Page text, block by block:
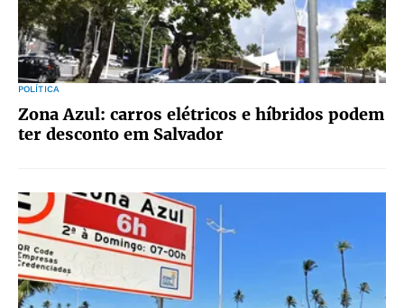
POLÍTICA
Zona Azul: carros elétricos e híbridos podem
ter desconto em Salvador